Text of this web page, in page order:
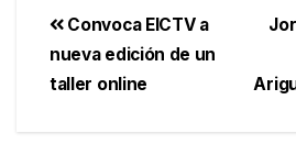
Convoca EICTV a
nueva edición de un
taller online